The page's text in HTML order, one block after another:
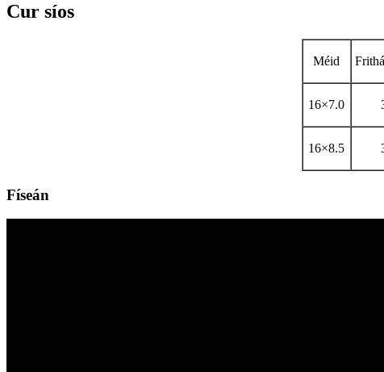
Cur síos
Méid
16×7.0
16×8.5
Físeán